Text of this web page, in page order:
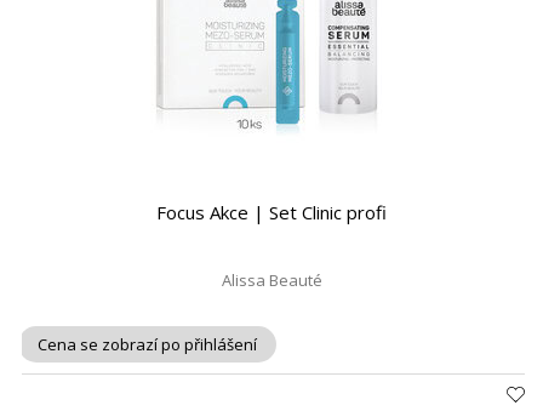
Focus Akce | Set Clinic profi
Alissa Beauté
Cena se zobrazí po přihlášení